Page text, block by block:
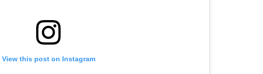
View this post on Instagram